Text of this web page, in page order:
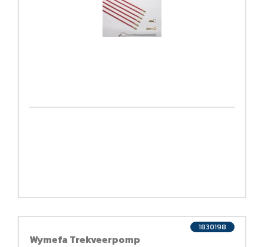
Wymefa Trekveerpomp
1830198